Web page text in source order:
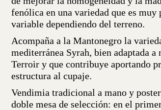
fenólica en una variedad que es muy
variable dependiendo del terreno.
Acompaña a la Mantonegro la
mediterránea Syrah, bien adaptada a
Terroir y que contribuye aportando
estructura al cupaje.
Vendimia tradicional a mano y
doble mesa de selección: en el